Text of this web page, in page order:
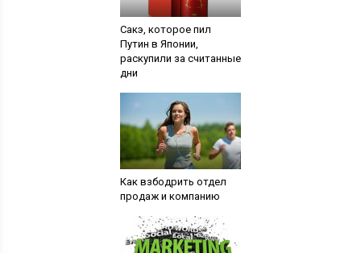
Сакэ, которое пил
Путин в Японии,
раскупили за считанные
дни
Как взбодрить отдел
продаж и компанию